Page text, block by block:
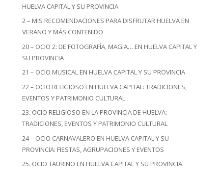
HUELVA CAPITAL Y SU PROVINCIA
2 – MIS RECOMENDACIONES PARA DISFRUTAR HUELVA EN
VERANO Y MÁS CONTENIDO
20 – OCIO 2: DE FOTOGRAFÍA, MAGIA… EN HUELVA CAPITAL Y
SU PROVINCIA
21 – OCIO MUSICAL EN HUELVA CAPITAL Y SU PROVINCIA
22 – OCIO RELIGIOSO EN HUELVA CAPITAL: TRADICIONES,
EVENTOS Y PATRIMONIO CULTURAL
23. OCIO RELIGIOSO EN LA PROVINCIA DE HUELVA:
TRADICIONES, EVENTOS Y PATRIMONIO CULTURAL
24 – OCIO CARNAVALERO EN HUELVA CAPITAL Y SU
PROVINCIA: FIESTAS, AGRUPACIONES Y EVENTOS
25. OCIO TAURINO EN HUELVA CAPITAL Y SU PROVINCIA: